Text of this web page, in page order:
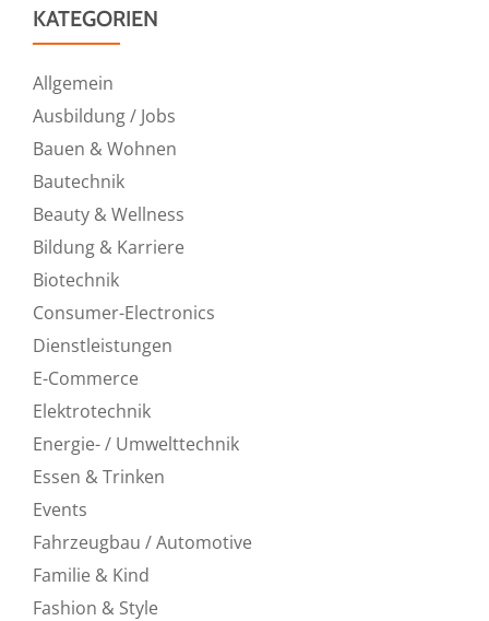
KATEGORIEN
Allgemein
Ausbildung / Jobs
Bauen & Wohnen
Bautechnik
Beauty & Wellness
Bildung & Karriere
Biotechnik
Consumer-Electronics
Dienstleistungen
E-Commerce
Elektrotechnik
Energie- / Umwelttechnik
Essen & Trinken
Events
Fahrzeugbau / Automotive
Familie & Kind
Fashion & Style